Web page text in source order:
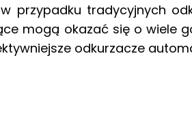
przypadku tradycyjnych
mogą okazać się o wiele
odkurzacze